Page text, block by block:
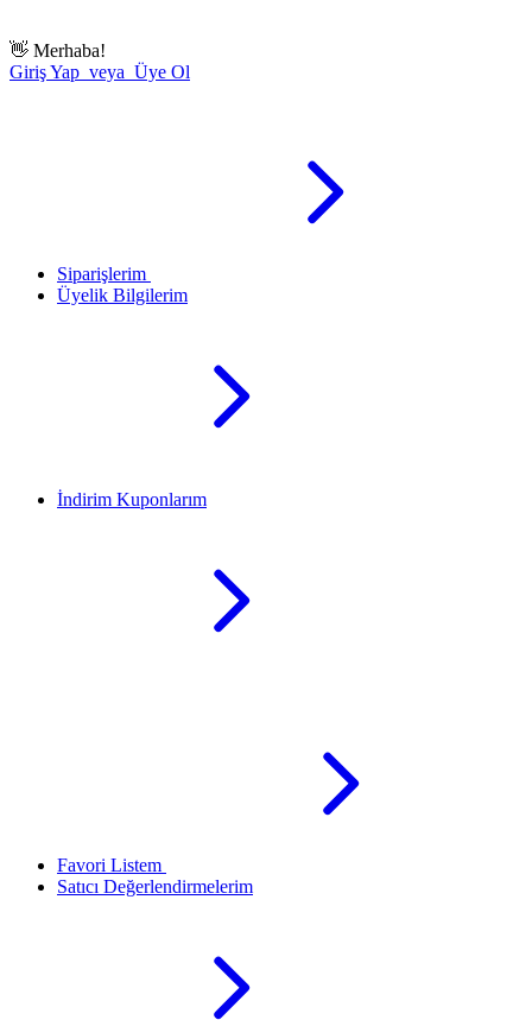
👋 Merhaba!
Giriş Yap veya Üye Ol
Siparişlerim
Üyelik Bilgilerim
İndirim Kuponlarım
Favori Listem
Satıcı Değerlendirmelerim